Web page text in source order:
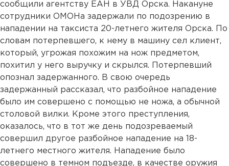
сообщили агентству ЕАН в УВД Орска. Накануне
сотрудники ОМОНа задержали по подозрению в
нападении на таксиста 20-летнего жителя Орска. По
словам потерпевшего, к нему в машину сел клиент,
который, угрожая похожим на нож предметом,
похитил у него выручку и скрылся. Потерпевший
опознал задержанного. В свою очередь
задержанный рассказал, что разбойное нападение
было им совершено с помощью не ножа, а обычной
столовой вилки. Кроме этого преступления,
оказалось, что в тот же день подозреваемый
совершил другое разбойное нападение на 18-
летнего местного жителя. Нападение было
совершено в темном подъезде, в качестве оружия